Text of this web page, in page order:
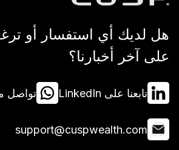
استفسار أو ترغب بالاطلاع
تواصل معنا عبر واتساب